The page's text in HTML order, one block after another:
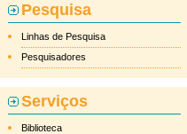
Pesquisa
Linhas de Pesquisa
Pesquisadores
Serviços
Biblioteca